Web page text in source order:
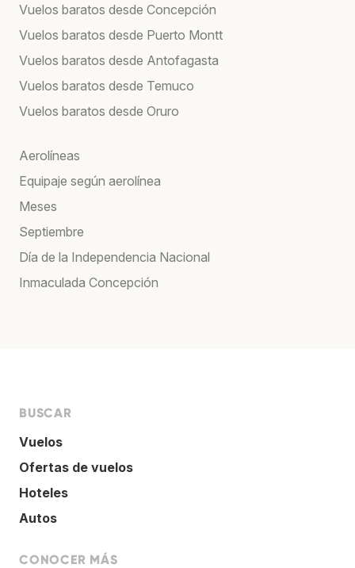
Vuelos baratos desde Concepción
Vuelos baratos desde Puerto Montt
Vuelos baratos desde Antofagasta
Vuelos baratos desde Temuco
Vuelos baratos desde Oruro
Aerolíneas
Equipaje según aerolínea
Meses
Septiembre
Día de la Independencia Nacional
Inmaculada Concepción
BUSCAR
Vuelos
Ofertas de vuelos
Hoteles
Autos
CONOCER MÁS